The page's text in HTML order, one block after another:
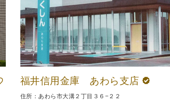
福井信用金庫 あわら支店
住所：あわら市大溝２丁目３６−２２